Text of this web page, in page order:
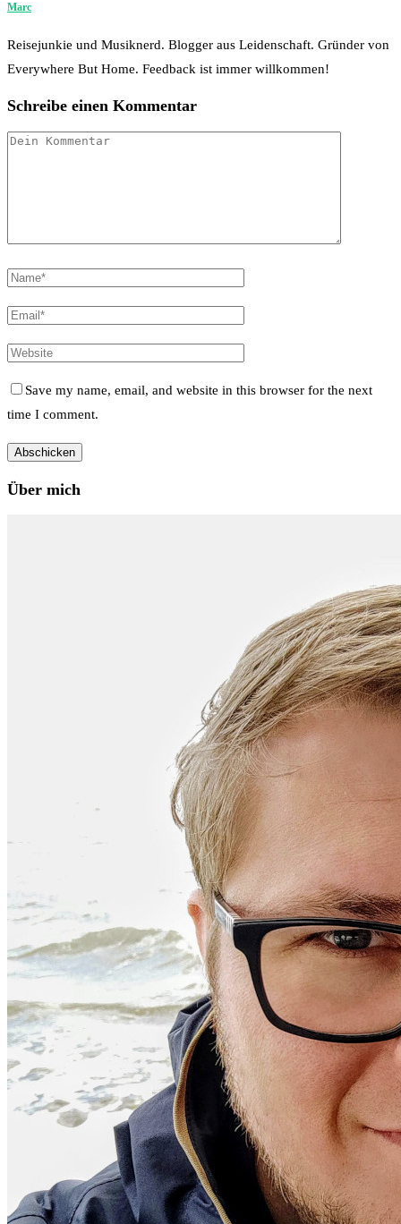
Marc
Reisejunkie und Musiknerd. Blogger aus Leidenschaft. Gründer von
Everywhere But Home. Feedback ist immer willkommen!
Schreibe einen Kommentar
Save my name, email, and website in this browser for the next
time I comment.
Über mich